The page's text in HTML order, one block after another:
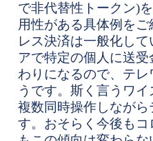
で非代替性トークン)
用性がある具体例を
レス決済は一般化し
アで特定の個人に送
わりになるので、テ
うです。斯く言うワ
複数同時操作しなが
す。おそらく今後も